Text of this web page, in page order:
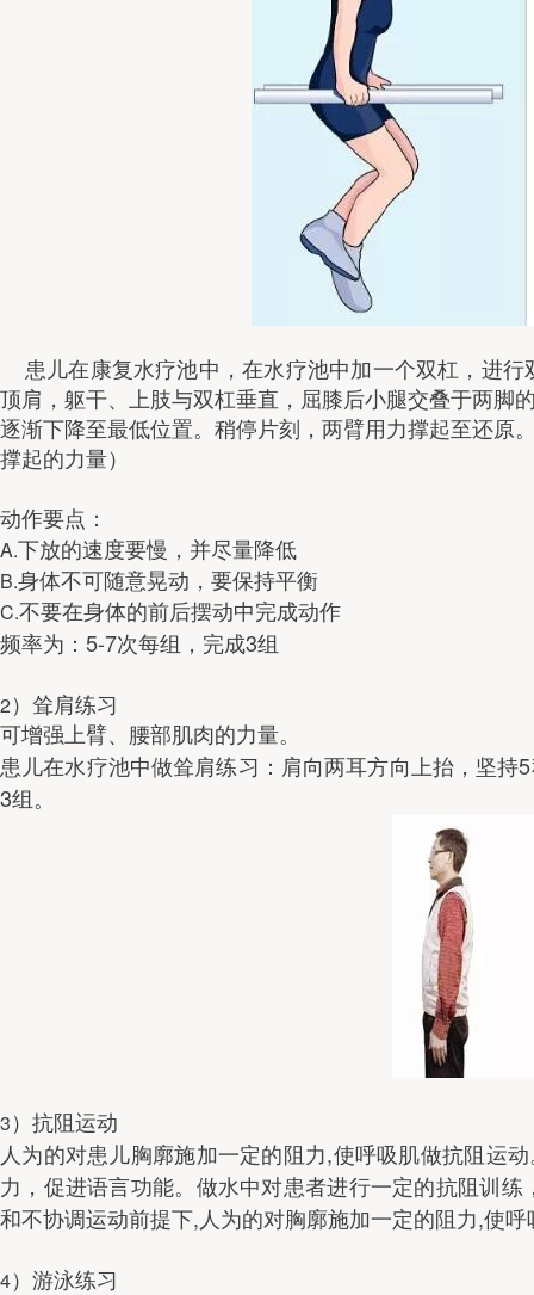
患儿在康复水疗池中，在水疗池中加一个双杠，进
顶肩，躯干、上肢与双杠垂直，屈膝后小腿交叠于两脚
逐渐下降至最低位置。稍停片刻，两臂用力撑起至还原
撑起的力量）
动作要点：
A.下放的速度要慢，并尽量降低
B.身体不可随意晃动，要保持平衡
C.不要在身体的前后摆动中完成动作
频率为： 5-7次每组，完成3组
2 ）耸肩练习
可增强上臂、腰部肌肉的力量。
患儿在水疗池中做耸肩练习：肩向两耳方向上抬，坚持5
3组。
3 ）抗阻运动
人为的对患儿胸廓施加一定的阻力,使呼吸肌做抗阻运
力，促进语言功能。做水中对患者进行一定的抗阻训
和不协调运动前提下, 人为的对胸廓施加一定的阻力,使呼
4）游泳练习